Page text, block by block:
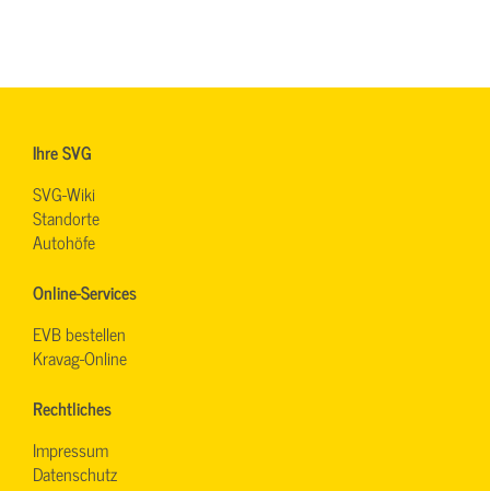
Ihre SVG
SVG-Wiki
Standorte
Autohöfe
Online-Services
EVB bestellen
Kravag-Online
Rechtliches
Impressum
Datenschutz